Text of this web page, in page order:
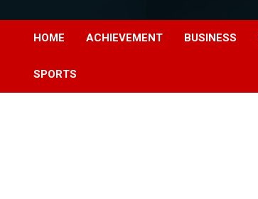
Awaz-E-Shahpur
HOME ACHIEVEMENT BUSINESS
SPORTS